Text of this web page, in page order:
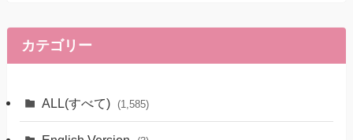
イ
ブ
カテゴリー
ALL(すべて) (1,585)